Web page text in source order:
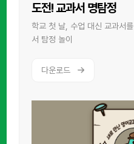
도전! 교과서 명탐정
학교 첫 날, 수업 대신 교과서를
서 탐정 놀이
다운로드